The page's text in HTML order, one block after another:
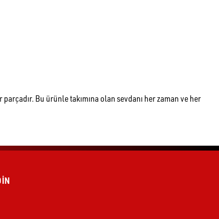
Bu ürünle takımına olan sevdanı her zaman ve her
.
eksiksiz ve doğru olması önemlidir.